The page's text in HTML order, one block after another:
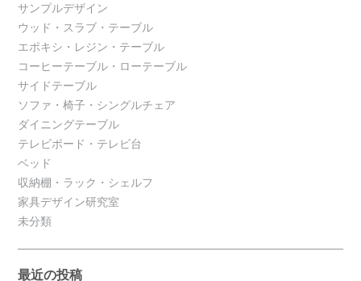
サンプルデザイン
ウッド・スラブ・テーブル
エポキシ・レジン・テーブル
コーヒーテーブル・ローテーブル
サイドテーブル
ソファ・椅子・シングルチェア
ダイニングテーブル
テレビボード・テレビ台
ベッド
収納棚・ラック・シェルフ
家具デザイン研究室
未分類
最近の投稿